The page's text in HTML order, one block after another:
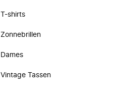
T-shirts
Zonnebrillen
Dames
Vintage Tassen